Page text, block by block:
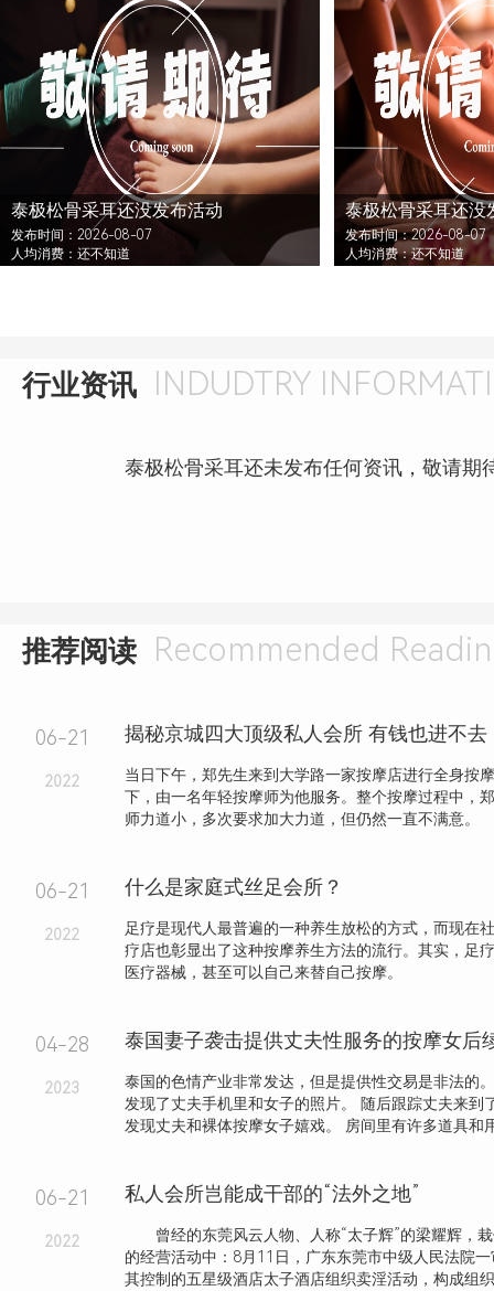
泰极松骨采耳还没发布活动
发布时间：2026-08-07
人均消费：还不知道
泰极松骨采耳还没
发布时间：2026-08-07
人均消费：还不知道
行业资讯 INDUDTRY
泰极松骨采耳还未发布任何资讯，敬请期
推荐阅读 Recommended
06-21
2022
揭秘京城四大顶级私人会所 有钱也进不去
当日下午，郑先生来到大学路一家按摩店进行全身按
下，由一名年轻按摩师为他服务。整个按摩过程中，
师力道小，多次要求加大力道，但仍然一直不满意。
06-21
2022
什么是家庭式丝足会所？
足疗是现代人最普遍的一种养生放松的方式，而现在
疗店也彰显出了这种按摩养生方法的流行。其实，足
医疗器械，甚至可以自己来替自己按摩。
04-28
2023
泰国的色情产业非常发达，但是提供性交易是非法的
发现了丈夫手机里和女子的照片。 随后跟踪丈夫来到
发现丈夫和裸体按摩女子嬉戏。 房间里有许多道具和
06-21
2022
私人会所岂能成干部的“法外之地”
曾经的东莞风云人物、人称“太子辉”的梁耀辉，栽
的经营活动中：8月11日，广东东莞市中级人民法院
其控制的五星级酒店太子酒店组织卖淫活动，构成组